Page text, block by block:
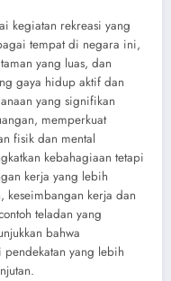
kegiatan rekreasi yang
tempat di negara ini,
yang luas, dan
gaya hidup aktif dan
yang signifikan
memperkuat
fisik dan mental
kebahagiaan tetapi
kerja yang lebih
keseimbangan kerja dan
teladan yang
bahwa
yang lebih